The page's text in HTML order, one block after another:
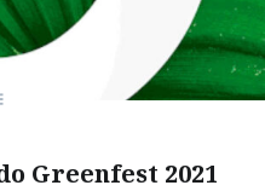
Greenfest 2021